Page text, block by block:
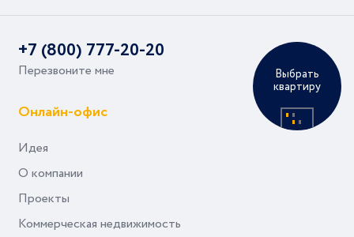
Выбрать
квартиру
+7 (800) 777-20-20
Перезвоните мне
Онлайн-офис
Идея
О компании
Проекты
Коммерческая недвижимость